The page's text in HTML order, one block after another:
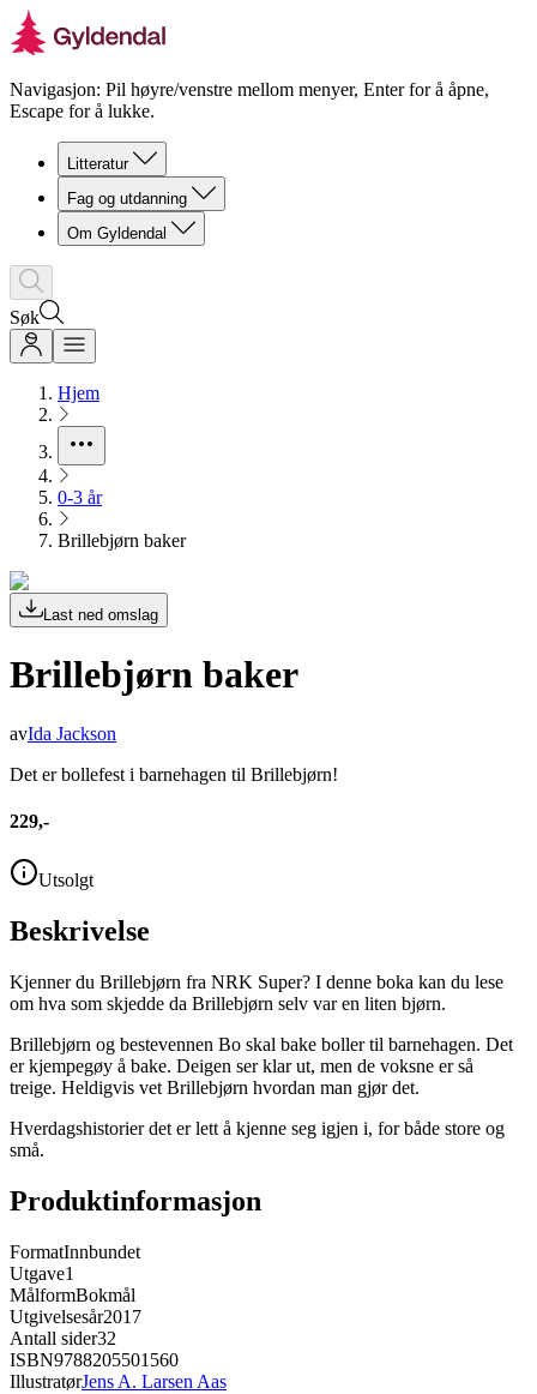
Navigasjon: Pil høyre/venstre mellom menyer, Enter for å åpne,
Escape for å lukke.
Litteratur
Fag og utdanning
Om Gyldendal
Søk
Hjem
0-3 år
Brillebjørn baker
Last ned omslag
Brillebjørn baker
avIda Jackson
Det er bollefest i barnehagen til Brillebjørn!
229,-
Utsolgt
Beskrivelse
Kjenner du Brillebjørn fra NRK Super? I denne boka kan du lese
om hva som skjedde da Brillebjørn selv var en liten bjørn.
Brillebjørn og bestevennen Bo skal bake boller til barnehagen. Det
er kjempegøy å bake. Deigen ser klar ut, men de voksne er så
treige. Heldigvis vet Brillebjørn hvordan man gjør det.
Hverdagshistorier det er lett å kjenne seg igjen i, for både store og
små.
Produktinformasjon
FormatInnbundet
Utgave1
MålformBokmål
Utgivelsesår2017
Antall sider32
ISBN9788205501560
IllustratørJens A. Larsen Aas